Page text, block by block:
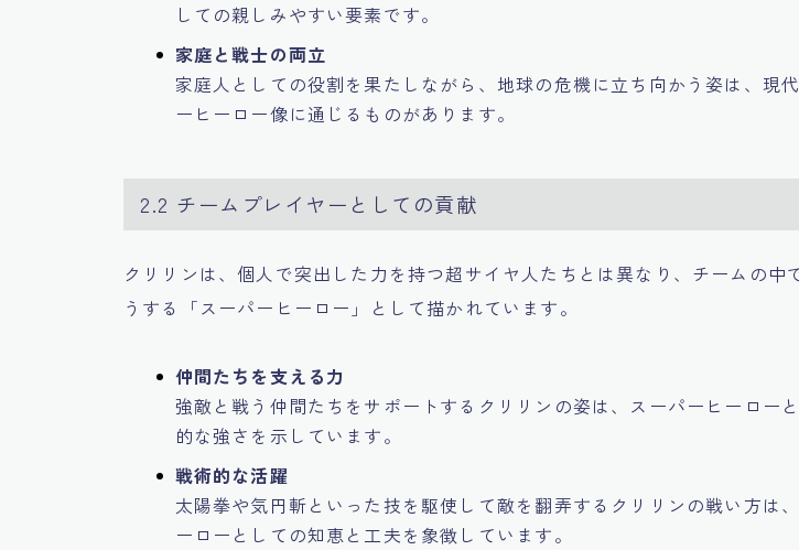
しての親しみやすい要素です。
家庭と戦士の両立
家庭人としての役割を果たしながら、地球の危機に立ち向かう姿は、現
ーヒーロー像に通じるものがあります。
2.2 チームプレイヤーとしての貢献
クリリンは、個人で突出した力を持つ超サイヤ人たちとは異なり、チームの中
うする「スーパーヒーロー」として描かれています。
仲間たちを支える力
強敵と戦う仲間たちをサポートするクリリンの姿は、スーパーヒーロー
的な強さを示しています。
戦術的な活躍
太陽拳や気円斬といった技を駆使して敵を翻弄するクリリンの戦い方は
ーローとしての知恵と工夫を象徴しています。